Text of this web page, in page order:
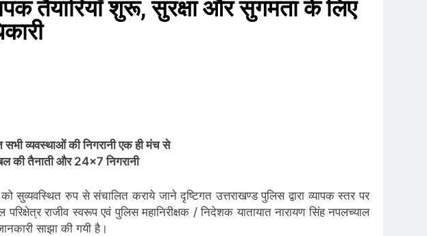
तैयारियाँ शुरू, सुरक्षा और सुगमता के लिए
सभी व्यवस्थाओं की निगरानी एक ही मंच से
की तैनाती और 24×7 निगरानी
रुप से संचालित कराये जाने दृष्टिगत उत्तराखण्ड पुलिस द्वारा व्यापक स्तर पर
राजीव स्वरूप एवं पुलिस महानिरीक्षक / निदेशक यातायात नारायण सिंह नपलच्याल
साझा की गयी है।